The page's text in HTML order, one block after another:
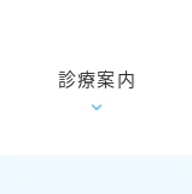
診療案内